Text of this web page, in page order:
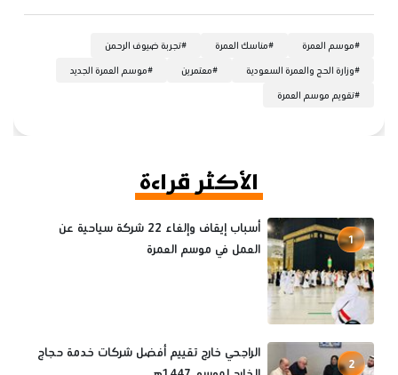
#موسم العمرة #مناسك العمرة #تجربة ضيوف الرحمن
#وزارة الحج والعمرة السعودية #معتمرين #موسم العمرة الجديد
#تقويم موسم العمرة
الأكثر قراءة
1
أسباب إيقاف وإلغاء 22 شركة سياحية عن
العمل في موسم العمرة
2
الراجحي خارج تقييم أفضل شركات خدمة حجاج